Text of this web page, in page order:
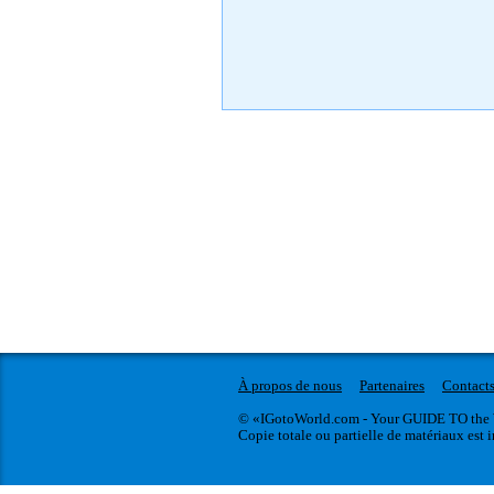
À propos de nous Partenaires
Contacts
© «IGotoWorld.com - Your GUIDE TO the
Copie totale ou partielle de matériaux est